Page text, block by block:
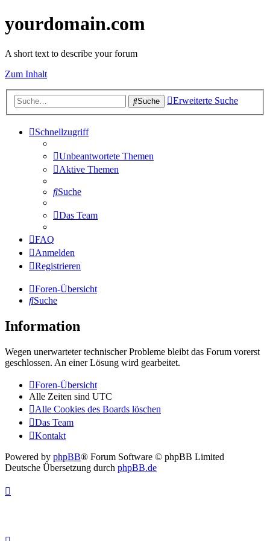
yourdomain.com
A short text to describe your forum
Zum Inhalt
Suche Erweiterte Suche
Schnellzugriff
Unbeantwortete Themen
Aktive Themen
Suche
Das Team
FAQ
Anmelden
Registrieren
Foren-Übersicht
Suche
Information
Wegen unerwarteter technischer Probleme bleibt das Forum vorerst
geschlossen. An einer Lösung wird gearbeitet.
Foren-Übersicht
Alle Zeiten sind UTC
Alle Cookies des Boards löschen
Das Team
Kontakt
Powered by phpBB® Forum Software © phpBB Limited
Deutsche Übersetzung durch phpBB.de